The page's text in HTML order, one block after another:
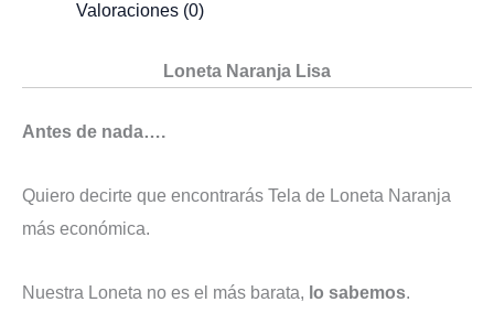
Valoraciones (0)
Loneta Naranja Lisa
Antes de nada….
Quiero decirte que encontrarás Tela de Loneta Naranja
más económica.
Nuestra Loneta no es el más barata, lo sabemos.